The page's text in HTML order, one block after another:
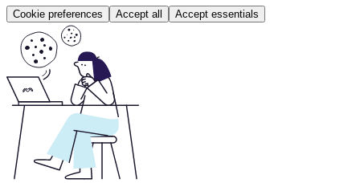
Cookie preferences Accept all Accept essentials